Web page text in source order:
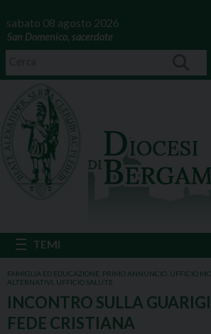
sabato 08 agosto 2026
San Domenico, sacerdote
FAMIGLIA ED EDUCAZIONE PRIMO ANNUNCIO UFFICIO
ALTERNATIVI UFFICIO SALUTE
INCONTRO SULLA
FEDE CRISTIANA